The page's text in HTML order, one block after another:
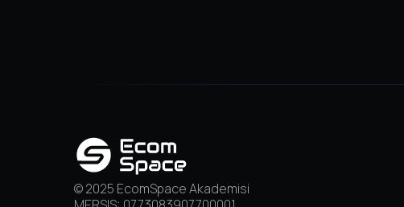
© 2025 EcomSpace Akademisi